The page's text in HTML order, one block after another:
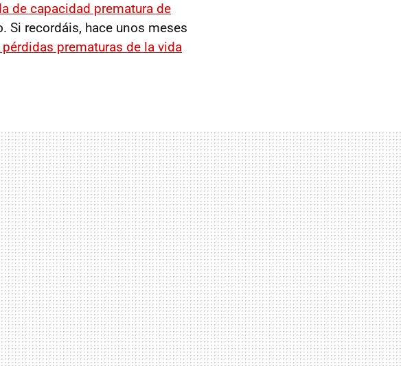
de capacidad prematura de
Si recordáis, hace unos meses
prematuras de la vida